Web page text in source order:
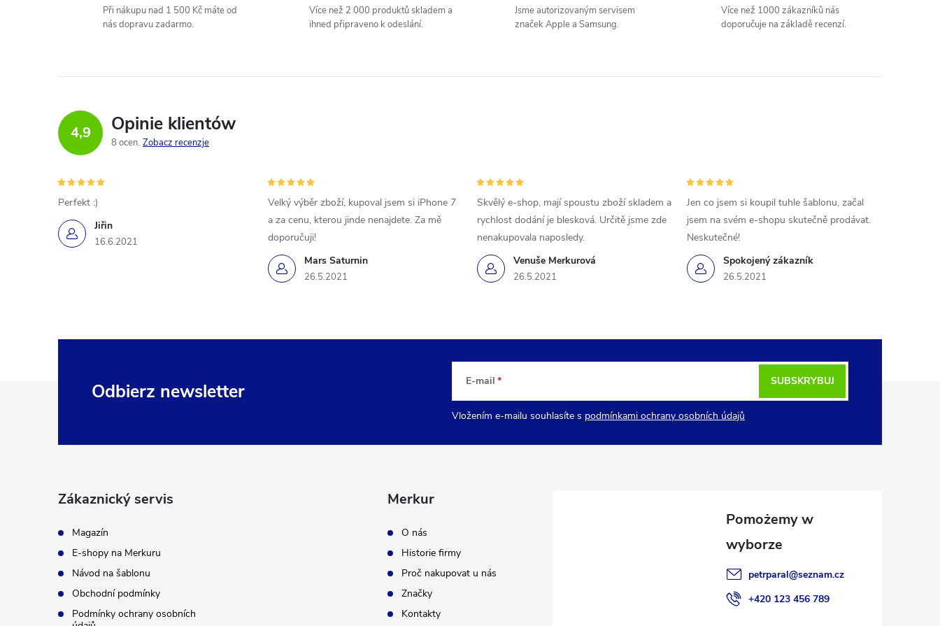
Při nákupu nad 1 500 Kč máte od
nás dopravu zadarmo.
Více než 2 000 produktů skladem a
ihned připraveno k odeslání.
Jsme autorizovaným servisem
značek Apple a Samsung.
Více než 1000 zákazníků nás
doporučuje na základě recenzí.
4,9 Opinie klientów
8 ocen Zobacz recenzje
Jiřin
16.6.2021
Perfekt :)
Mars Saturnin
26.5.2021
Velký výběr zboží, kupoval jsem si iPhone 7
a za cenu, kterou jinde nenajdete. Za mě
doporučuji!
Venuše Merkurová
26.5.2021
Skvělý e-shop, mají spoustu zboží skladem a
rychlost dodání je blesková. Určitě jsme zde
nenakupovala naposledy.
Spokojený zákazník
26.5.2021
Jen co jsem si koupil tuhle šablonu, začal
jsem na svém e-shopu skutečně prodávat.
Neskutečné!
Odbierz newsletter E-mail
Vložením e-mailu souhlasíte s podmínkami ochrany osobních údajů
SUBSKRYBUJ
Zákaznický servis
Magazín
E-shopy na Merkuru
Návod na šablonu
Obchodní podmínky
Podmínky ochrany osobních
Merkur
O nás
Historie firmy
Proč nakupovat u nás
Značky
Kontakty
petrparal@seznam.cz
+420 123 456 789